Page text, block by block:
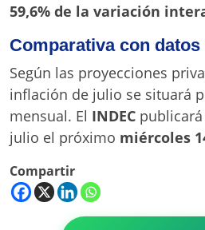
59,6% de la variación
Comparativa con
Según las proyecciones
inflación de julio se situará
mensual. El INDEC
julio el próximo miércoles
Compartir